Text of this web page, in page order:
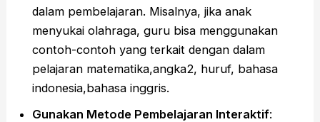
dalam pembelajaran. Misalnya, jika anak
menyukai olahraga, guru bisa menggunakan
contoh-contoh yang terkait dengan dalam
pelajaran matematika,angka2, huruf, bahasa
indonesia,bahasa inggris.
Gunakan Metode Pembelajaran Interaktif: